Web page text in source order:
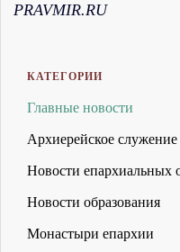
PRAVMIR.RU
КАТЕГОРИИ
Главные новости
Архиерейское служение
Новости епархиальных
Новости образования
Монастыри епархии